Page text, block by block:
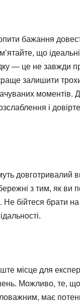
бажання
що
— це не завжди
залишити
моментів.
і
довготривалий
з тим, як ви
Не бійтеся брати
місце для
Можливо, те,
має